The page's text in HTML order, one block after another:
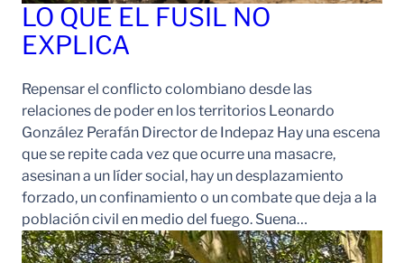
LO QUE EL FUSIL NO
EXPLICA
Repensar el conflicto colombiano desde las
relaciones de poder en los territorios Leonardo
González Perafán Director de Indepaz Hay una escena
que se repite cada vez que ocurre una masacre,
asesinan a un líder social, hay un desplazamiento
forzado, un confinamiento o un combate que deja a la
población civil en medio del fuego. Suena…